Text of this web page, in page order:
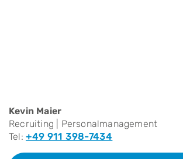
Kevin Maier
Recruiting | Personalmanagement
Tel: +49 911 398-7434